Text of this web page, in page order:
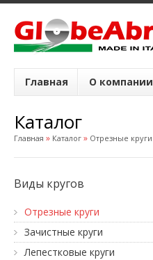
Главная О компании
Каталог
Главная » Каталог » Отрезные круги
Виды кругов
Отрезные круги
Зачистные круги
Лепестковые круги